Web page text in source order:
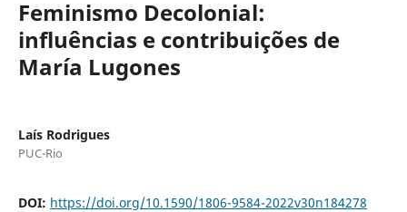
Feminismo Decolonial:
influências e contribuições de
María Lugones
Laís Rodrigues
PUC-Rio
DOI: https://doi.org/10.1590/1806-9584-2022v30n184278